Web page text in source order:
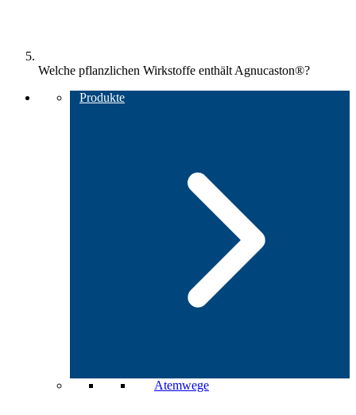
Welche pflanzlichen Wirkstoffe enthält Agnucaston®?
Produkte
Atemwege